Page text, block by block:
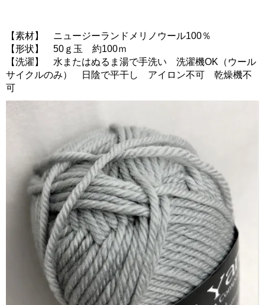
【素材】 ニュージーランドメリノウール100％
【形状】 50ｇ玉 約100ｍ
【洗濯】 水またはぬるま湯で手洗い 洗濯機OK（ウール
サイクルのみ） 日陰で平干し アイロン不可 乾燥機不
可